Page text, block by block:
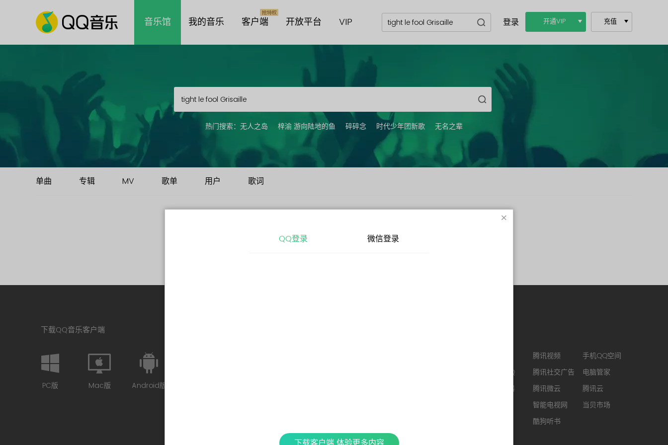
音乐馆 我的音乐 客户端 开放平台 VIP 登录 开通VIP 充值
热门搜索： 无人之岛 梓渝 游向陆地的鱼 碎碎念 时代少年团新歌 无名之辈
单曲 专辑 MV 歌单 用户 歌词
查看更多内容，请下载客户端
下载QQ音乐客户端
PC版 Mac版 Android版
腾讯视频
手机QQ空间
最新版QQ
腾讯社交广告
电脑管家
QQ浏览器
腾讯微云
腾讯云
智能电视网
当贝市场
酷狗听书
QQ登录 微信登录